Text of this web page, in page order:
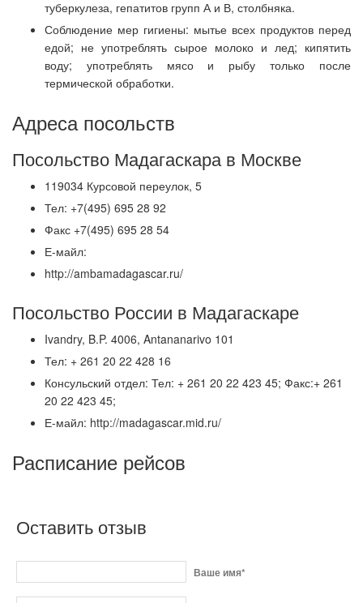
туберкулеза, гепатитов групп А и В, столбняка.
Соблюдение мер гигиены: мытье всех продуктов перед
едой; не употреблять сырое молоко и лед; кипятить
воду; употреблять мясо и рыбу только после
термической обработки.
Адреса посольств
Посольство Мадагаскара в Москве
119034 Курсовой переулок, 5
Тел: +7(495) 695 28 92
Факс +7(495) 695 28 54
Е-майл:
http://ambamadagascar.ru/
Посольство России в Мадагаскаре
Ivandry, B.P. 4006, Antananarivo 101
Тел: + 261 20 22 428 16
Консульский отдел: Тел: + 261 20 22 423 45; Факс:+ 261
20 22 423 45;
Е-майл: http://madagascar.mid.ru/
Расписание рейсов
Оставить отзыв
Ваше имя*